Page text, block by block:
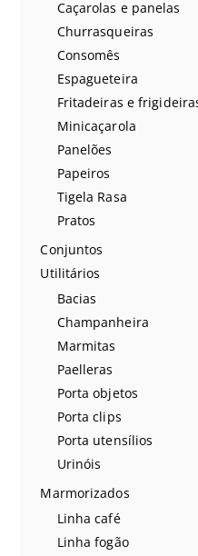
Caçarolas e panelas
Churrasqueiras
Consomês
Espagueteira
Fritadeiras e
Minicaçarola
Panelões
Papeiros
Tigela Rasa
Pratos
Conjuntos
Utilitários
Bacias
Champanheira
Marmitas
Paelleras
Porta objetos
Porta clips
Porta utensílios
Urinóis
Marmorizados
Linha café
Linha fogão